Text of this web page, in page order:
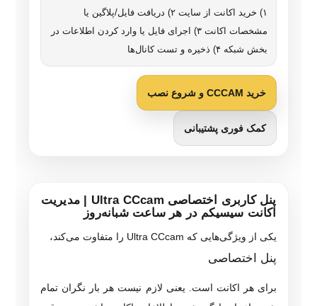
۱) خرید اکانت از سایت ۲) دریافت فایل/پلاگین یا
مشخصات اکانت ۳) اجرای فایل یا وارد کردن اطلاعات در
بخش شبکه ۴) ذخیره و تست کانال‌ها
خرید CCCAM و شروع نصب
کمک فوری پشتیبانی
پنل کاربری اختصاصی Ultra CCcam | مدیریت
اکانت سیسیکم در هر ساعت شبانه‌روز
یکی از ویژگی‌هایی که Ultra CCcam را متفاوت می‌کند،
پنل اختصاصی
برای هر اکانت است. یعنی لازم نیست هر بار نگران تمام